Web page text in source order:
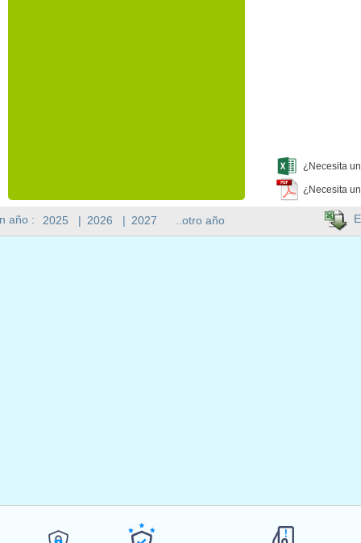
¿Necesita
¿Necesita
año : 2025 | 2026 | 2027 ..otro año